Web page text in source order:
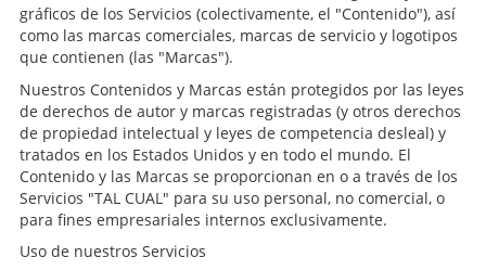
gráficos de los Servicios (colectivamente, el "Contenido"), así
como las marcas comerciales, marcas de servicio y logotipos
que contienen (las "Marcas").
Nuestros Contenidos y Marcas están protegidos por las leyes
de derechos de autor y marcas registradas (y otros derechos
de propiedad intelectual y leyes de competencia desleal) y
tratados en los Estados Unidos y en todo el mundo. El
Contenido y las Marcas se proporcionan en o a través de los
Servicios "TAL CUAL" para su uso personal, no comercial, o
para fines empresariales internos exclusivamente.
Uso de nuestros Servicios